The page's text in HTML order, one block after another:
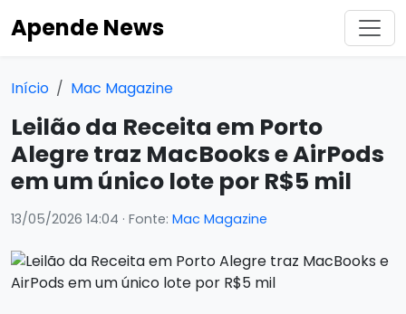
Apende News
Início Mac Magazine
Leilão da Receita em Porto
Alegre traz MacBooks e AirPods
em um único lote por R$5 mil
13/05/2026 14:04 · Fonte: Mac Magazine